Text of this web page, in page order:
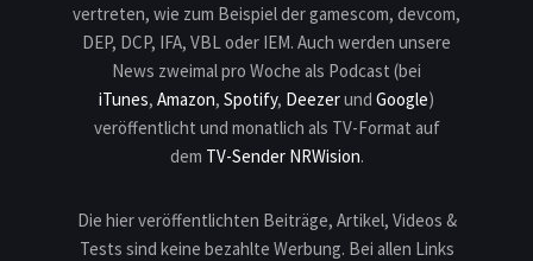
vertreten, wie zum Beispiel der gamescom, devcom,
DEP, DCP, IFA, VBL oder IEM. Auch werden unsere
News zweimal pro Woche als Podcast (bei
iTunes, Amazon, Spotify, Deezerund Google)
veröffentlicht und monatlich als TV-Format auf
dem TV-Sender NRWision.
Die hier veröffentlichten Beiträge, Artikel, Videos &
Tests sind keine bezahlte Werbung. Bei allen Links